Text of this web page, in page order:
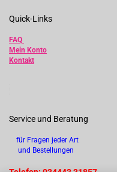
Quick-Links
FAQ
Mein Konto
Kontakt
Service und Beratung
für Fragen jeder Art
und Bestellungen